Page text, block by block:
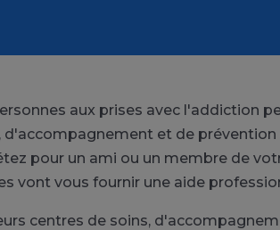
aux prises avec l'addiction
d'accompagnement et de
pour un ami ou un membre de
vont vous fournir une aide
centres de soins,